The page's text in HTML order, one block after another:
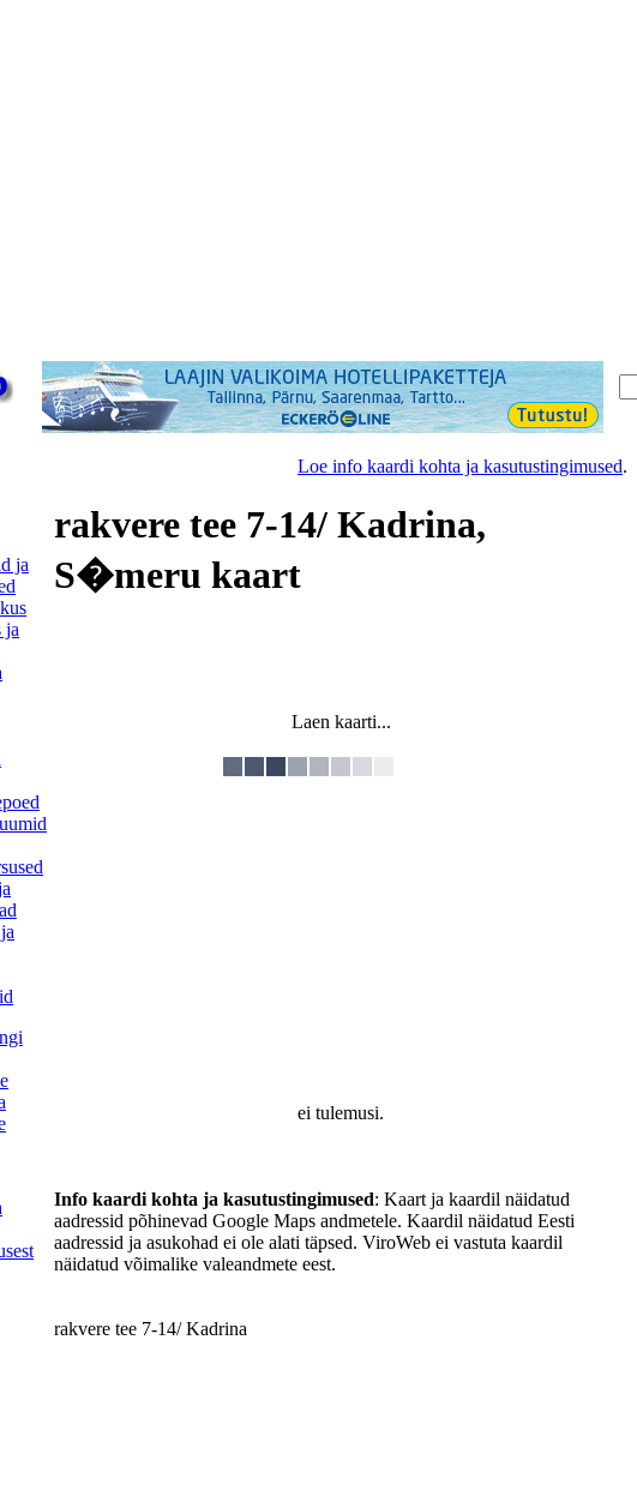
ja
ja
Loe info kaardi kohta ja kasutustingimused.
rakvere tee 7-14/ Kadrina,
S�meru kaart
Laen kaarti...
ei tulemusi.
Info kaardi kohta ja kasutustingimused: Kaart ja kaardil näidatud
aadressid põhinevad Google Maps andmetele. Kaardil näidatud Eesti
aadressid ja asukohad ei ole alati täpsed. ViroWeb ei vastuta kaardil
näidatud võimalike valeandmete eest.
rakvere tee 7-14/ Kadrina